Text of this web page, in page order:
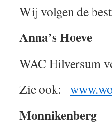
Wij volgen de
Anna’s Hoeve
WAC Hilversum
Zie ook:
Monnikenberg